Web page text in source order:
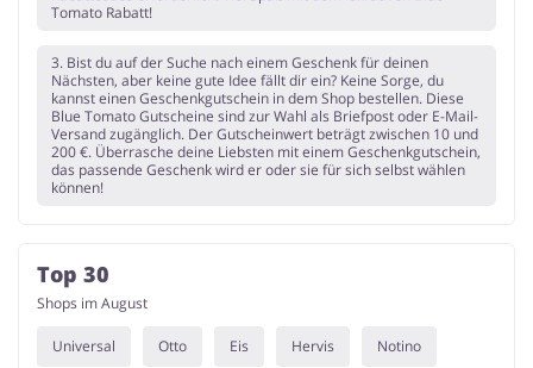
Tomato Rabatt!
3. Bist du auf der Suche nach einem Geschenk für deinen
Nächsten, aber keine gute Idee fällt dir ein? Keine Sorge, du
kannst einen Geschenkgutschein in dem Shop bestellen. Diese
Blue Tomato Gutscheine sind zur Wahl als Briefpost oder E-Mail-
Versand zugänglich. Der Gutscheinwert beträgt zwischen 10 und
200 €. Überrasche deine Liebsten mit einem Geschenkgutschein,
das passende Geschenk wird er oder sie für sich selbst wählen
können!
Top 30
Shops im August
Universal Otto Eis Hervis Notino